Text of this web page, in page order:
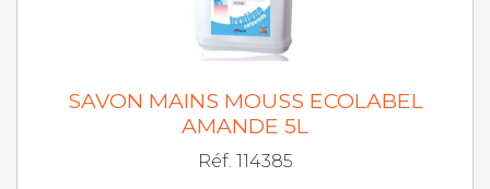
SAVON MAINS MOUSS ECOLABEL
AMANDE 5L
Réf. 114385